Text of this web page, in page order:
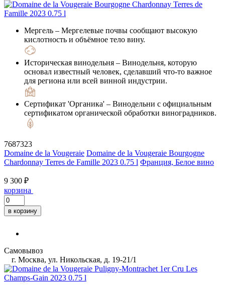
Мергель – Мергелевые почвы сообщают высокую
кислотность и объёмное тело вину.
Историческая винодельня – Винодельня, которую
основал известный человек, сделавший что-то важное
для региона или всей винной индустрии.
Сертификат 'Органика' – Винодельни с официальным
сертификатом органической обработки виноградников.
7687323
Domaine de la Vougeraie Domaine de la Vougeraie Bourgogne
Chardonnay Terres de Famille 2023 0.75 l Франция, Белое вино
9 300 ₽
корзина
в корзину
Самовывоз
г. Москва, ул. Никольская, д. 19-21/1